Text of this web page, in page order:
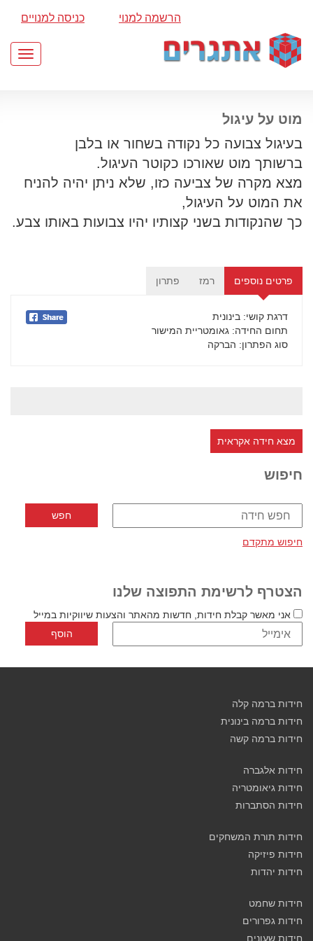
הרשמה למנוי כניסה למנויים
מוט על עיגול
בעיגול צבועה כל נקודה בשחור או בלבן
ברשותך מוט שאורכו כקוטר העיגול.
מצא מקרה של צביעה כזו, שלא ניתן יהיה להניח
את המוט על העיגול,
כך שהנקודות בשני קצותיו יהיו צבועות באותו צבע.
פרטים נוספים רמז פתרון
דרגת קושי: בינונית
תחום החידה: גאומטריית המישור
סוג הפתרון: הברקה
מצא חידה אקראית
חיפוש
חיפוש מתקדם
הצטרף לרשימת התפוצה שלנו
אני מאשר קבלת חידות, חדשות מהאתר והצעות שיווקיות במייל
חידות ברמה קלה
חידות ברמה בינונית
חידות ברמה קשה
חידות אלגברה
חידות גיאומטריה
חידות הסתברות
חידות תורת המשחקים
חידות פיזיקה
חידות יהדות
חידות שחמט
חידות גפרורים
חידות שעונים